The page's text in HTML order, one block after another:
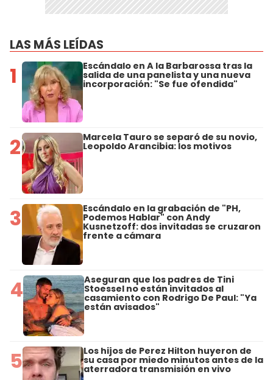
LAS MÁS LEÍDAS
1 Escándalo en A la Barbarossa tras la
salida de una panelista y una nueva
incorporación: "Se fue ofendida"
2 Marcela Tauro se separó de su novio,
Leopoldo Arancibia: los motivos
3 Escándalo en la grabación de "PH,
Podemos Hablar" con Andy
Kusnetzoff: dos invitadas se cruzaron
frente a cámara
4 Aseguran que los padres de Tini
Stoessel no están invitados al
casamiento con Rodrigo De Paul: "Ya
están avisados"
5 Los hijos de Perez Hilton huyeron de
su casa por miedo minutos antes de la
aterradora transmisión en vivo